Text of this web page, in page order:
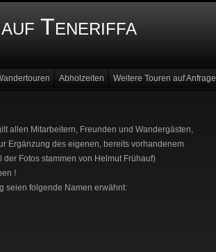
Teneriffa
Abholzeiten Weitere Touren auf Anfrage
allen Mitarbeitern, Freunden und Wandergästen,
Ergänzung des eigenen, bereits vorhandenem
der Fotos stammen von Helmut Frühauf)
!
seien folgende Namen erwähnt: